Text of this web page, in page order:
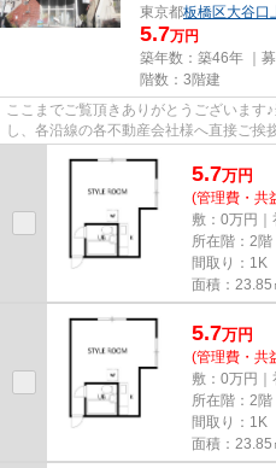
東京都板橋区大谷口
5.7万円
築年数：築46年 ｜募
階数：3階建
ここまでご覧頂きありがとうございます
し、各沿線の各不動産会社様へ直接ご
5.7万円
(管理費・共
敷：0万円｜
所在階：2階
間取り：1K
面積：23.85
5.7万円
(管理費・共
敷：0万円｜
所在階：2階
間取り：1K
面積：23.85